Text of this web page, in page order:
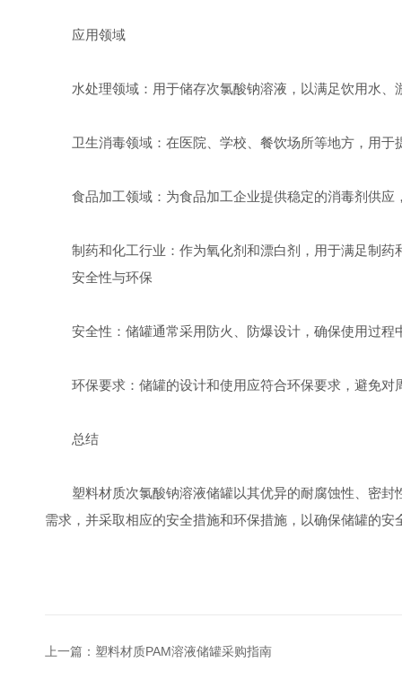
应用领域
水处理领域：用于储存次氯酸钠溶液，以满足饮用水、
卫生消毒领域：在医院、学校、餐饮场所等地方，用于
食品加工领域：为食品加工企业提供稳定的消毒剂供应
制药和化工行业：作为氧化剂和漂白剂，用于满足制药
安全性与环保
安全性：储罐通常采用防火、防爆设计，确保使用过程
环保要求：储罐的设计和使用应符合环保要求，避免对
总结
塑料材质次氯酸钠溶液储罐以其优异的耐腐蚀性、密封
需求，并采取相应的安全措施和环保措施，以确保储罐的安
上一篇： 塑料材质PAM溶液储罐采购指南